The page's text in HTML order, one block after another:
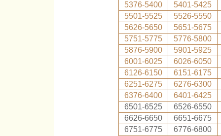
5376-5400
5401-5425
5501-5525
5526-5550
5626-5650
5651-5675
5751-5775
5776-5800
5876-5900
5901-5925
6001-6025
6026-6050
6126-6150
6151-6175
6251-6275
6276-6300
6376-6400
6401-6425
6501-6525
6526-6550
6626-6650
6651-6675
6751-6775
6776-6800